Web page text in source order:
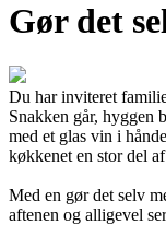
Gør det
Du har inviteret
Snakken går, hyggen
med et glas vin i
køkkenet en stor del
Med en gør det selv
aftenen og alligevel